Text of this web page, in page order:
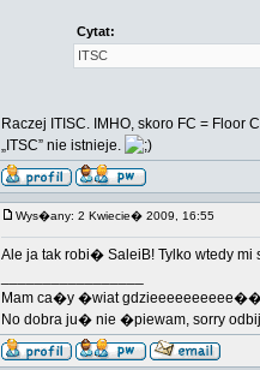
Cytat:
ITSC
Raczej ITISC. IMHO, skoro FC =
„ITSC” nie istnieje.
Wys�any: 2 Kwiecie� 2009, 16:55
Ale ja tak robi� SaleiB! Tylko wtedy
Mam ca�y �wiat
No dobra ju� nie �piewam, sorry